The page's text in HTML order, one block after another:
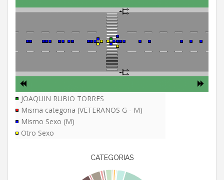
JOAQUIN RUBIO TORRES
Misma categoria (VETERANOS G - M)
Mismo Sexo (M)
Otro Sexo
CATEGORIAS